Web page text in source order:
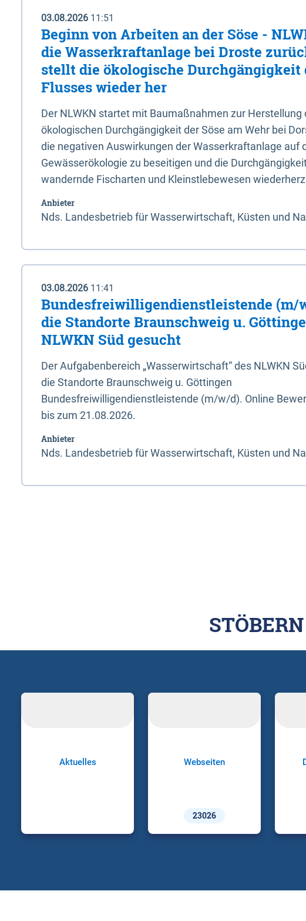
03.08.2026 11:51
Beginn von Arbeiten an der Söse -
die Wasserkraftanlage bei Droste
stellt die ökologische Durchgängigkeit
Flusses wieder her
Der NLWKN startet mit Baumaßnahmen zur Herstellung
ökologischen Durchgängigkeit der Söse am Wehr bei
die negativen Auswirkungen der Wasserkraftanlage auf
Gewässerökologie zu beseitigen und die
wandernde Fischarten und Kleinstlebewesen
Anbieter
Nds. Landesbetrieb für Wasserwirtschaft, Küsten und
03.08.2026 11:41
Bundesfreiwilligendienstleistende (m/
die Standorte Braunschweig u.
NLWKN Süd gesucht
Der Aufgabenbereich „Wasserwirtschaft“ des NLWKN
die Standorte Braunschweig u. Göttingen
Bundesfreiwilligendienstleistende (m/w/d). Online
bis zum 21.08.2026.
Anbieter
Nds. Landesbetrieb für Wasserwirtschaft, Küsten und
Aktuelles Webseiten
23026